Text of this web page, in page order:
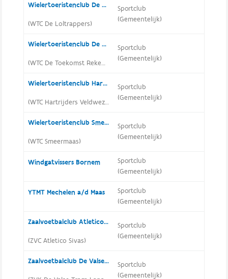
Wielertoeristenclub De Loltrappers
(WTC De Loltrappers)
Sportclub
(Gemeentelijk)
Wielertoeristenclub De Toekomst Rekem Lanaken
(WTC De Toekomst Rekem Lanaken)
Sportclub
(Gemeentelijk)
Wielertoeristenclub Hartrijders Veldwezelt
(WTC Hartrijders Veldwezelt)
Sportclub
(Gemeentelijk)
Wielertoeristenclub Smeermaas
(WTC Smeermaas)
Sportclub
(Gemeentelijk)
Windgatvissers Bornem
Sportclub
(Gemeentelijk)
YTMT Mechelen a/d Maas
Sportclub
(Gemeentelijk)
Zaalvoetbalclub Atletico Sivas
(ZVC Atletico Sivas)
Sportclub
(Gemeentelijk)
Zaalvoetbalclub De Valse Trage Lanaken
Sportclub
(Gemeentelijk)